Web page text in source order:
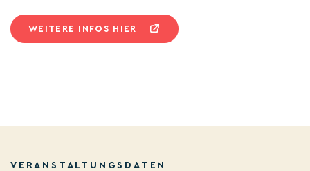
WEITERE INFOS HIER
VERANSTALTUNGSDATEN